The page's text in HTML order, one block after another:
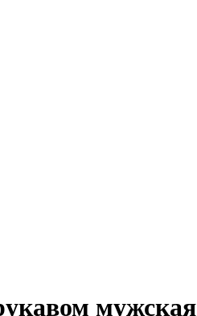
мужская